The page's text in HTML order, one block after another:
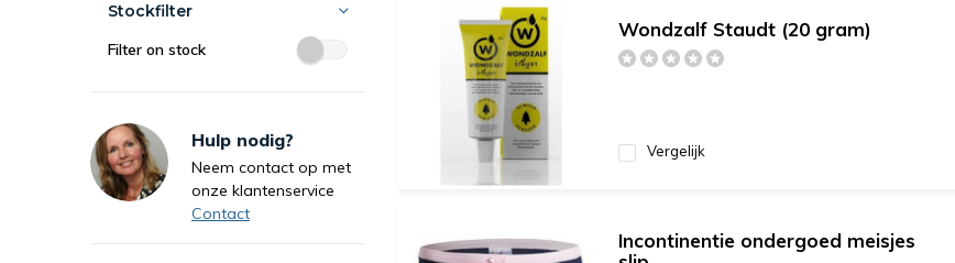
Wondzalf Staudt (20 gram)
Vergelijk
Incontinentie ondergoed meisjes
Stockfilter
Filter on stock
Hulp nodig?
Neem contact op met
onze klantenservice
Contact